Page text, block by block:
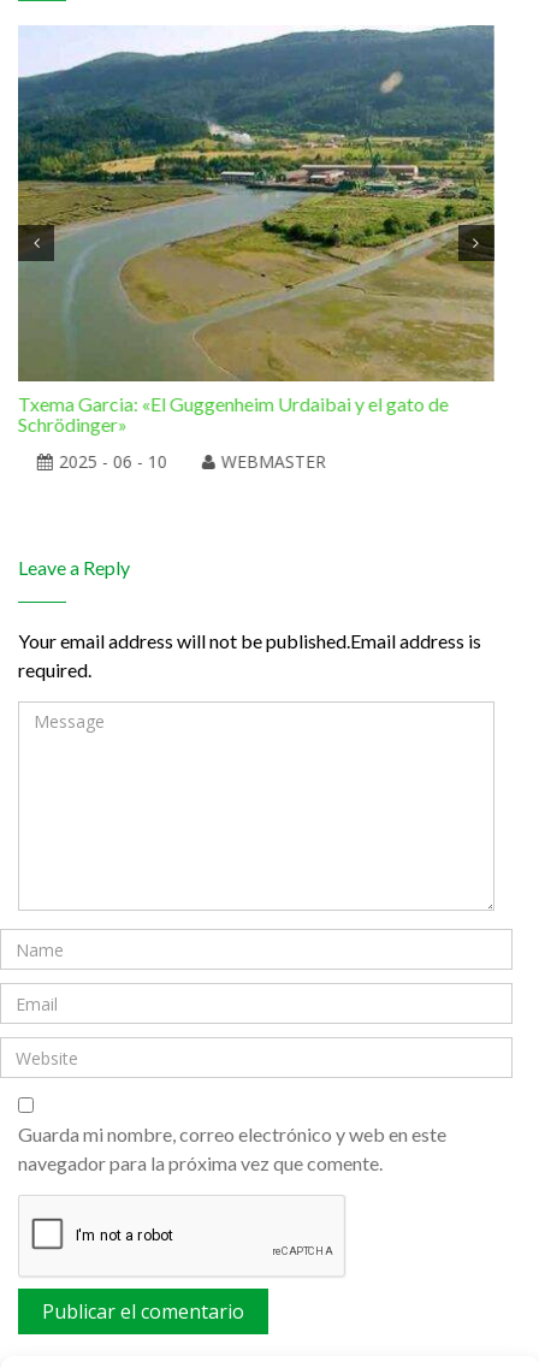
Txema Garcia: «El Guggenheim Urdaibai y el gato de
Schrödinger»
2025 - 06 - 10
WEBMASTER
Leave a Reply
Your email address will not be published.Email address is
required.
Guarda mi nombre, correo electrónico y web en este
navegador para la próxima vez que comente.